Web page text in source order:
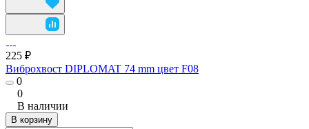
225 ₽
Виброхвост DIPLOMAT 74 mm цвет F08
0
0
В наличии
В корзину